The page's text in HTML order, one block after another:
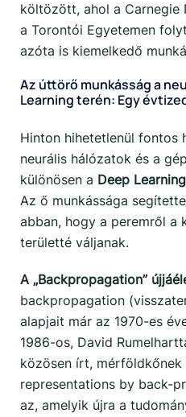
költözött, ahol a Carnegie
a Torontói Egyetemen
azóta is kiemelkedő
Az úttörő munkásság a
Learning terén: Egy
Hinton hihetetlenül fontos
neurális hálózatok és a
különösen a Deep Learning
Az ő munkássága
abban, hogy a peremről a
területté váljanak.
A „Backpropagation”
backpropagation
alapjait már az 1970-es
1986-os, David
közösen írt,
representations by back-
az, amelyik újra a